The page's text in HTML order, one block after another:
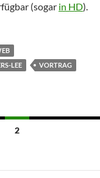
(sogar in HD).
LEE
VORTRAG
2